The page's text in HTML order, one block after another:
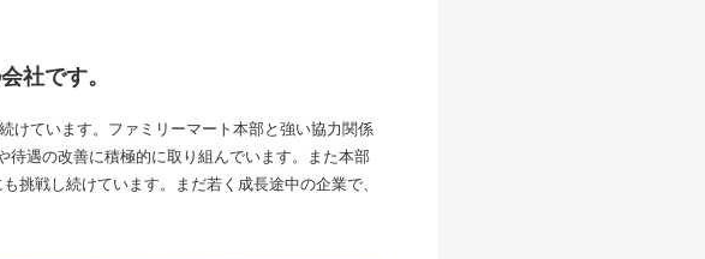
社です。
けています。ファミリーマート本部と強い協力関係
遇の改善に積極的に取り組んでいます。また本部
挑戦し続けています。まだ若く成長途中の企業で、